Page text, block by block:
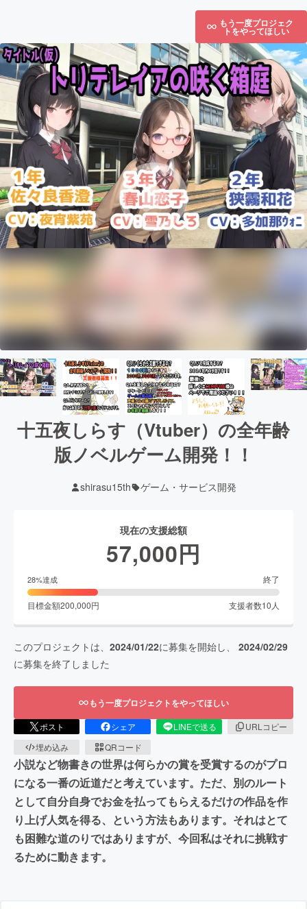
もう一度プロジェク
トをやってほしい
十五夜しらす（Vtuber）の全年齢
版ノベルゲーム開発！！
shirasu15th ゲーム・サービス開発
現在の支援総額
57,000円
28%達成 終了
目標金額200,000円 支援者数10 人
このプロジェクトは、 2024/01/22に募集を開始し、 2024/02/29
に募集を終了しました
もう一度プロジェクトをやってほしい
ポスト シェア LINEで送る
URLコピー
埋め込み
QRコード
小説など物書きの世界は何らかの賞を受賞するのがプロ
になる一番の近道だと考えています。ただ、別のルート
として自分自身でお金を払ってもらえるだけの作品を作
り上げ人気を得る、という方法もあります。それはとて
も困難な道のりではありますが、今回私はそれに挑戦す
るために動きます。